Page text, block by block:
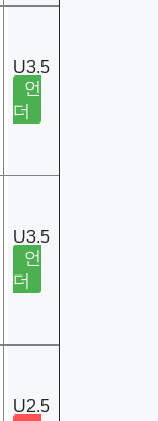
U3.5
언
더
U3.5
언
더
U2.5